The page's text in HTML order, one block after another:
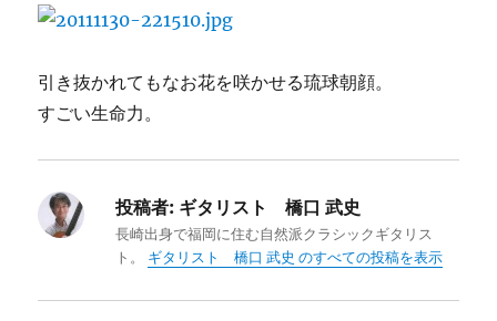
引き抜かれてもなお花を咲かせる琉球朝顔。
すごい生命力。
投稿者: ギタリスト 橋口 武史
長崎出身で福岡に住む自然派クラシックギタリス
ト。 ギタリスト 橋口 武史 のすべての投稿を表示